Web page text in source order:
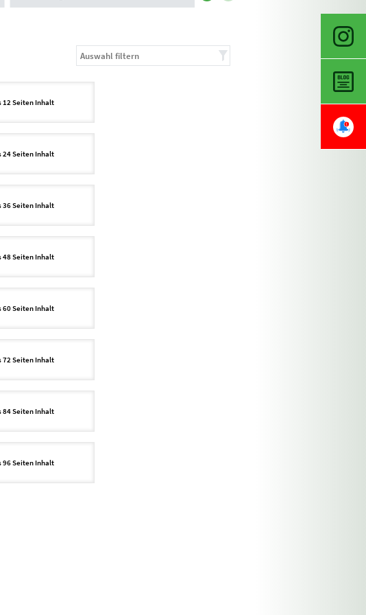
12 Seiten Inhalt
24 Seiten Inhalt
36 Seiten Inhalt
48 Seiten Inhalt
60 Seiten Inhalt
72 Seiten Inhalt
84 Seiten Inhalt
96 Seiten Inhalt